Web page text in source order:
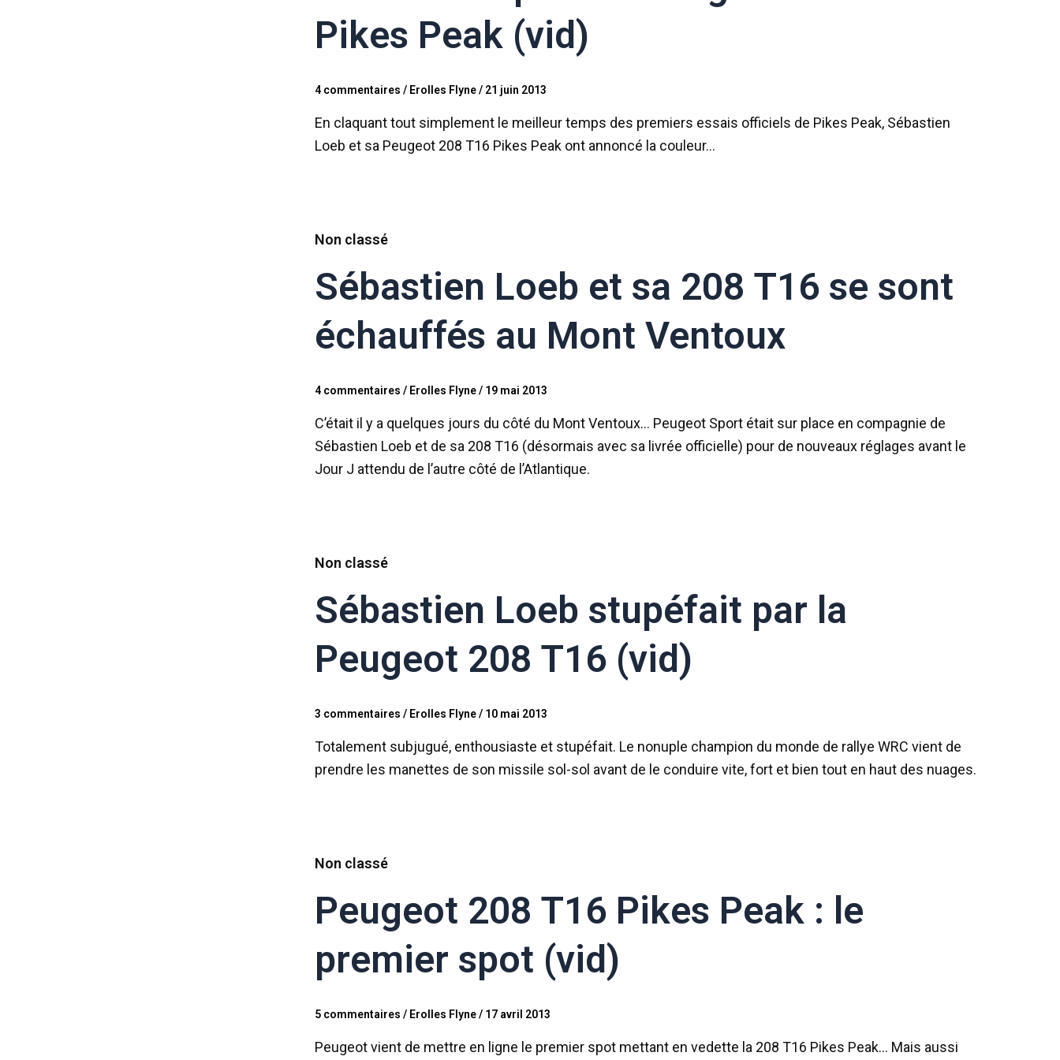
Pikes Peak (vid)
4 commentaires / Erolles Flyne/ 21 juin 2013
En claquant tout simplement le meilleur temps des premiers essais officiels de Pikes Peak, Sébastien
Loeb et sa Peugeot 208 T16 Pikes Peak ont annoncé la couleur…
Non classé
Sébastien Loeb et sa 208 T16 se sont
échauffés au Mont Ventoux
4 commentaires / Erolles Flyne/ 19 mai 2013
C’était il y a quelques jours du côté du Mont Ventoux… Peugeot Sport était sur place en compagnie de
Sébastien Loeb et de sa 208 T16 (désormais avec sa livrée officielle) pour de nouveaux réglages avant le
Jour J attendu de l’autre côté de l’Atlantique.
Non classé
Sébastien Loeb stupéfait par la
Peugeot 208 T16 (vid)
3 commentaires / Erolles Flyne/ 10 mai 2013
Totalement subjugué, enthousiaste et stupéfait. Le nonuple champion du monde de rallye WRC vient de
prendre les manettes de son missile sol-sol avant de le conduire vite, fort et bien tout en haut des nuages.
Non classé
Peugeot 208 T16 Pikes Peak : le
premier spot (vid)
5 commentaires / Erolles Flyne/ 17 avril 2013
Peugeot vient de mettre en ligne le premier spot mettant en vedette la 208 T16 Pikes Peak… Mais aussi